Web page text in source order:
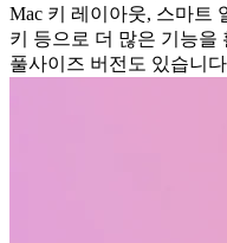
Mac 키 레이아웃, 스마트
키 등으로 더 많은 기능을
풀사이즈 버전도 있습니